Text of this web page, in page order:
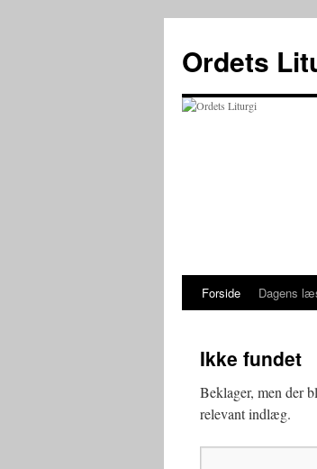
Ordets
Hop
indhold
Forside Dagens
Ikke fundet
Beklager, men der
relevant indlæg.